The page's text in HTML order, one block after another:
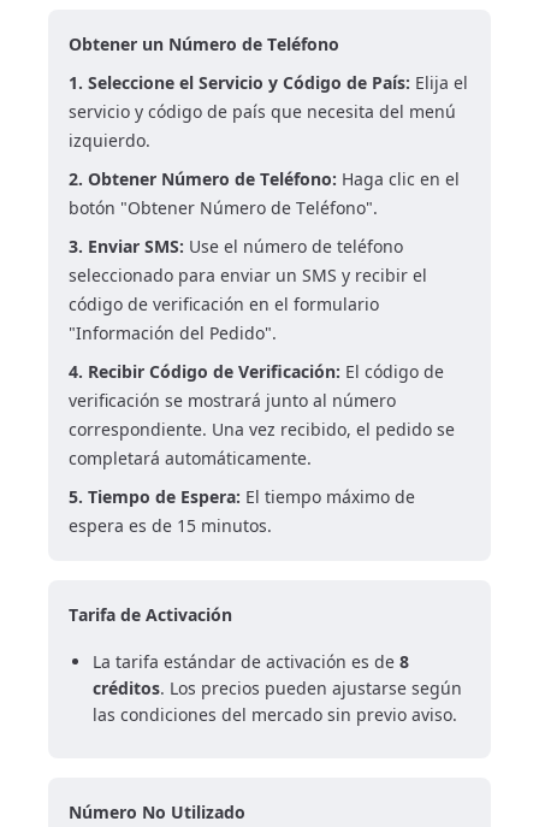
Obtener un Número de Teléfono
1. Seleccione el Servicio y Código de País: Elija el
servicio y código de país que necesita del menú
izquierdo.
2. Obtener Número de Teléfono: Haga clic en el
botón "Obtener Número de Teléfono".
3. Enviar SMS: Use el número de teléfono
seleccionado para enviar un SMS y recibir el
código de verificación en el formulario
"Información del Pedido".
4. Recibir Código de Verificación: El código de
verificación se mostrará junto al número
correspondiente. Una vez recibido, el pedido se
completará automáticamente.
5. Tiempo de Espera: El tiempo máximo de
espera es de 15 minutos.
Tarifa de Activación
La tarifa estándar de activación es de 8
créditos. Los precios pueden ajustarse según
las condiciones del mercado sin previo aviso.
Número No Utilizado